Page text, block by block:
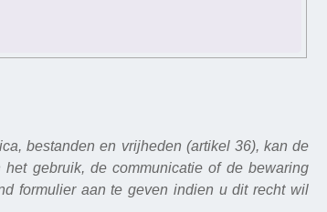
bestanden en vrijheden (artikel 36), kan de
gebruik, de communicatie of de bewaring
formulier aan te geven indien u dit recht wil